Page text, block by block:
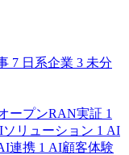
7 日系企業 3 未分
ープンRAN実証 1
ソリューション 1 AI
連携 1 AI顧客体験